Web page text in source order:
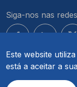
Este website
está a aceitar a
Siga-nos nas